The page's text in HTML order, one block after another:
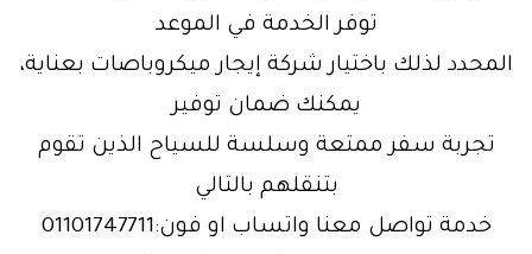
توفر الخدمة في الموعد
المحدد لذلك باختيار شركة إيجار ميكروباصات بعناية،
يمكنك ضمان توفير
تجربة سفر ممتعة وسلسة للسياح الذين تقوم
بتنقلهم بالتالي
خدمة تواصل معنا واتساب او فون:01101747711